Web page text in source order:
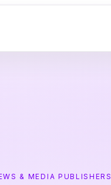
& MEDIA PUBLISHERS